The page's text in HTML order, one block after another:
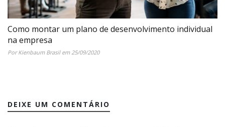
Como montar um plano de desenvolvimento individual
na empresa
Por Kienbaum Brasil em 25/09/2020
DEIXE UM COMENTÁRIO